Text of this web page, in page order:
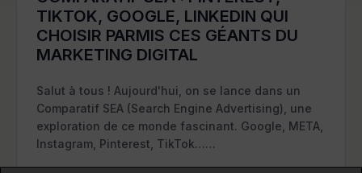
TIKTOK, GOOGLE, LINKEDIN QUI
CHOISIR PARMIS CES GÉANTS DU
MARKETING DIGITAL
Salut à tous ! Aujourd'hui, on se lance dans un
Comparatif SEA (Search Engine Advertising), une
exploration de ce monde fascinant. Google, META,
Instagram, Pinterest, TikTok……